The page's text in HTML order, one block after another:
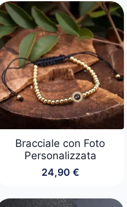
Bracciale con Foto
Personalizzata
24,90 €